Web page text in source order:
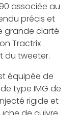
associée au
précis et
grande clarté
Tractrix
du tweeter.
équipée de
type IMG de
rigide et